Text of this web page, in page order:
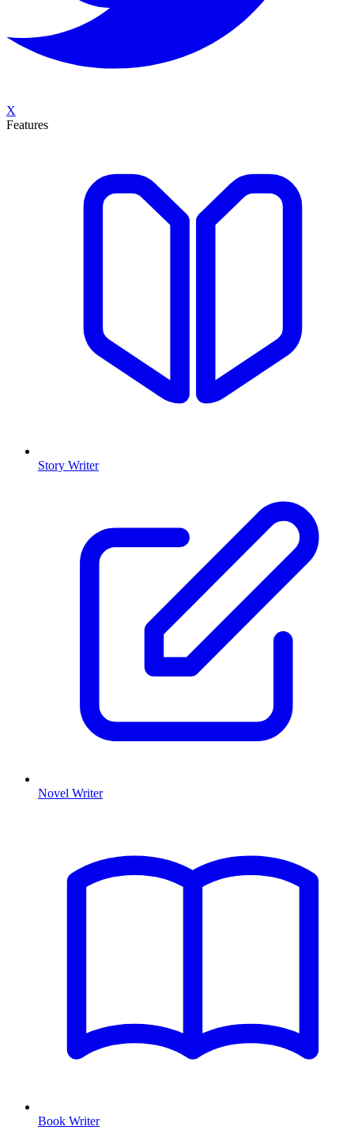
X
Features
Story Writer
Novel Writer
Book Writer